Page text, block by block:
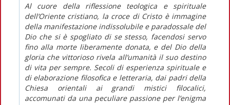
Al cuore della riflessione teologica e spirituale
dell’Oriente cristiano, la croce di Cristo è immagine
della manifestazione indissolubile e paradossale del
Dio che si è spogliato di se stesso, facendosi servo
fino alla morte liberamente donata, e del Dio della
gloria che vittorioso rivela all’umanità il suo destino
di vita per sempre. Secoli di esperienza spirituale e
di elaborazione filosofica e letteraria, dai padri della
Chiesa orientali ai grandi mistici filocalici,
accomunati da una peculiare passione per l’enigma